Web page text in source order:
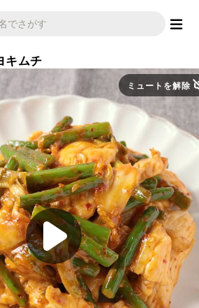
キムチ
ミュートを解除